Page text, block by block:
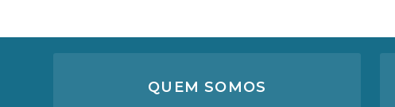
QUEM SOMOS